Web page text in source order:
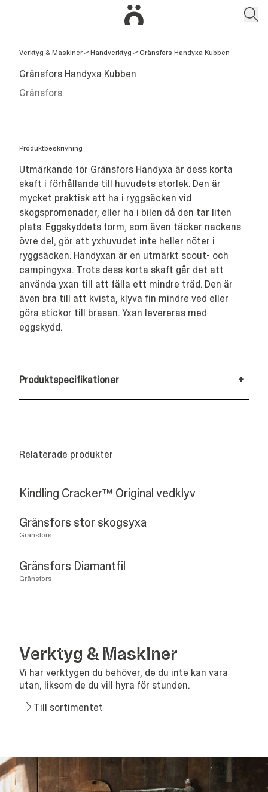
Verktyg & Maskiner/Handverktyg /Gränsfors Handyxa Kubben
Gränsfors Handyxa Kubben
Gränsfors
Produktbeskrivning
Utmärkande för Gränsfors Handyxa är dess korta
skaft i förhållande till huvudets storlek. Den är
mycket praktisk att ha i ryggsäcken vid
skogspromenader, eller ha i bilen då den tar liten
plats. Eggskyddets form, som även täcker nackens
övre del, gör att yxhuvudet inte heller nöter i
ryggsäcken. Handyxan är en utmärkt scout- och
campingyxa. Trots dess korta skaft går det att
använda yxan till att fälla ett mindre träd. Den är
även bra till att kvista, klyva fin mindre ved eller
göra stickor till brasan. Yxan levereras med
eggskydd.
Produktspecifikationer +
Relaterade produkter
Kindling Cracker™ Original vedklyv
Gränsfors stor skogsyxa
Gränsfors
Gränsfors Diamantfil
Gränsfors
Verk­tyg &Maskiner
Vi har verktygen du behöver, de du inte kan vara
utan, liksom de du vill hyra för stunden.
Till sortimentet